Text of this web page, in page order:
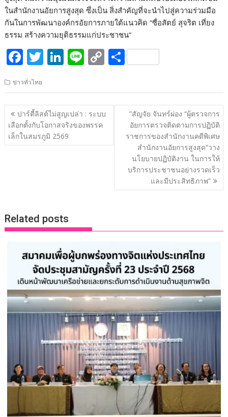
ในสำนักงานอัยการสูงสุด ซึ่งเป็น สิ่งสำคัญที่จะนำไปสู่ความร่วมมือ
กันในการพัฒนาองค์กรอัยการภายใต้แนวคิด “ซื่อสัตย์ สุจริต เที่ยง
ธรรม สร้างความยุติธรรมแก่ประชาชน”
F
ac
e
b
o
o
T
itt
er
Li
k
e
dI
n
Li
e
C
p
y
Li
S
ar
e
ข่าวทั่วไทย
แนะแนว
เรื่อง
ปาร์ตี้ลิสต์ไม่สูญเปล่า : ระบบ
เลือกตั้งกับโอกาสจริงของพรรค
เล็กในสมรภูมิ 2569
”สัญจัย จันทร์ผ่อง “ผู้ตรวจการ
อัยการตรวจติดตามการปฏิบัติ
ราชการของสำนักงานคดีพิเศษ
สำนักงานอัยการสูงสุด“วาง
นโยบายปฏิบัติงาน ในการให้
บริการประชาชนอย่างรวดเร็ว
และมีประสิทธิภาพ”
Related posts